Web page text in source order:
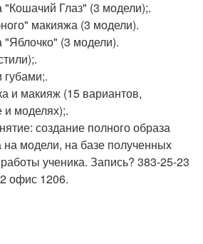
Глаз" (3 модели);.
макияжа (3 модели).
(3 модели).
и макияж (15 вариантов,
и моделях);.
создание полного образа
на модели, на базе полученных
ученика. Запись? 383-25-23
офис 1206.